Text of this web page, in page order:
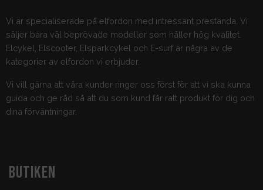
Vi är specialiserade på elfordon med intressant prestanda. Vi
säljer bara väl beprövade modeller som håller hög kvalitet.
Elcykel, Elscooter, Elsparkcykel och E-surf är några av de
kategorier av elfordon vi erbjuder.
Vi vill gärna att våra kunder ringer oss först för att vi ska kunna
guida och ge råd så att du som kund får rätt produkt för dig och
dina förväntningar.
BUTIKEN